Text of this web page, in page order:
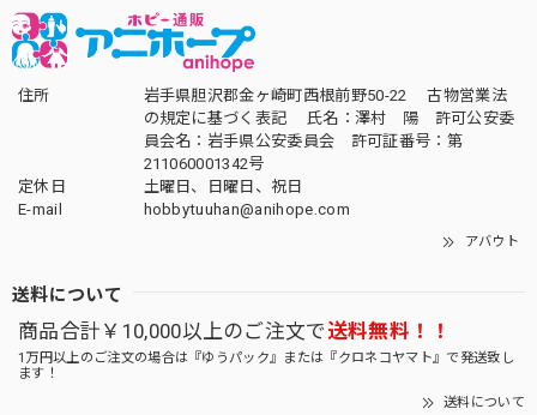
住所
岩手県胆沢郡金ヶ崎町西根前野50-22 古物営業法
の規定に基づく表記 氏名：澤村 陽 許可公安委
員会名：岩手県公安委員会 許可証番号：第
211060001342号
定休日
土曜日、日曜日、祝日
E-mail
hobbytuuhan@anihope.com
アバウト
送料について
商品合計￥10,000以上のご注文で送料無料！！
1万円以上のご注文の場合は『ゆうパック』または『クロネコヤマト』で発送致し
ます！
送料について